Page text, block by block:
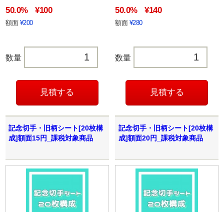
50.0% ¥100
額面 ¥200
数量
50.0% ¥140
額面 ¥280
数量
記念切手・旧柄シート[20枚構
成]額面15円_課税対象商品
記念切手・旧柄シート[20枚構
成]額面20円_課税対象商品